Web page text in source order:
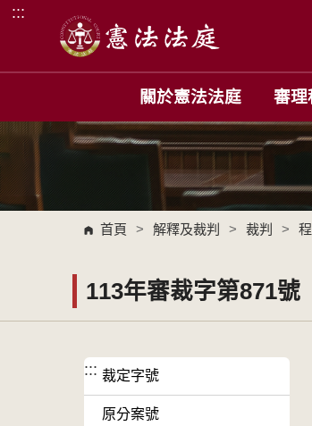
跳到主要內容區塊
:::
關於憲法法庭 審理
首頁 > 解釋及裁判 > 裁判 >
113年審裁字第871號
::: 裁定字號
原分案號